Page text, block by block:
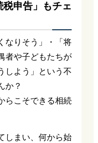
税申告」もチェ
なりそう」・「将
者や子どもたちが
しよう」という不
か？
らこそできる相続
しまい、何から始